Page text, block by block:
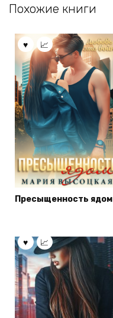
Похожие книги
Пресыщенность ядом